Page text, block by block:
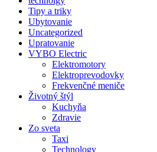
Tipy a triky
Ubytovanie
Uncategorized
Upratovanie
VYBO Electric
Elektromotory
Elektroprevodovky
Frekvenčné meniče
Životný štýl
Kuchyňa
Zdravie
Zo sveta
Taxi
Technology